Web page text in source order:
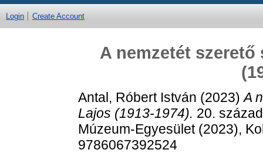
Login Create Account
A nemzetét
Antal, Róbert István (2023)A
Lajos (1913-1974). 20.
Múzeum-Egyesület (2023),
9786067392524